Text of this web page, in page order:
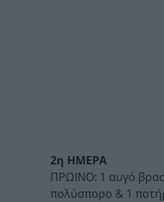
2η ΗΜΕΡΑ
ΠΡΩΙΝΟ: 1 αυγό
πολύσπορο & 1